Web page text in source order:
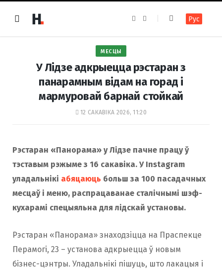
e
k
t
a
m
Рус
МЕСЦЫ
У Лідзе адкрыецца рэстаран з
панарамным відам на горад і
мармуровай барнай стойкай
12 САКАВІКА 2026, 11:20
Рэстаран «Панорама» у Лідзе пачне працу ў
тэставым рэжыме з 16 сакавіка. У Instagram
уладальнікі абяцаюць больш за 100 пасадачных
месцаў і меню, распрацаванае сталічнымі шэф-
кухарамі спецыяльна для лідскай установы.
Рэстаран «Панорама» знаходзіцца на Праспекце
Перамогі, 23 – установа адкрыецца ў новым
бізнес-цэнтры. Уладальнікі пішуць, што лакацыя і